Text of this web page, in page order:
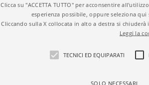
Clicca su "ACCETTA TUTTO" per acconsentire
esperienza possibile, oppure seleziona
Cliccando sulla X collocata in alto a destra si
Leggi la
TECNICI ED EQUIPARATI
SOLO NECESSARI